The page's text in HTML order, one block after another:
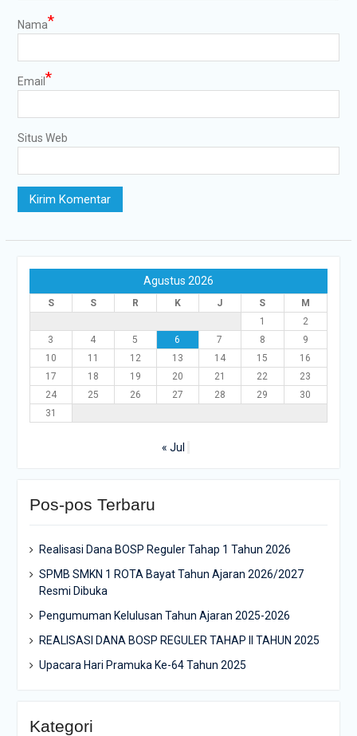
Nama*
Email *
Situs Web
Agustus 2026
S S R K J S
M
1
2
3
4 5 6 7 8
9
10
11 12 13 14 15
16
17
18 19 20 21 22
23
24
25 26 27 28 29
30
31
« Jul
Pos-pos Terbaru
Realisasi Dana BOSP Reguler Tahap 1 Tahun 2026
SPMB SMKN 1 ROTA Bayat Tahun Ajaran 2026/2027
Resmi Dibuka
Pengumuman Kelulusan Tahun Ajaran 2025-2026
REALISASI DANA BOSP REGULER TAHAP II TAHUN 2025
Upacara Hari Pramuka Ke-64 Tahun 2025
Kategori